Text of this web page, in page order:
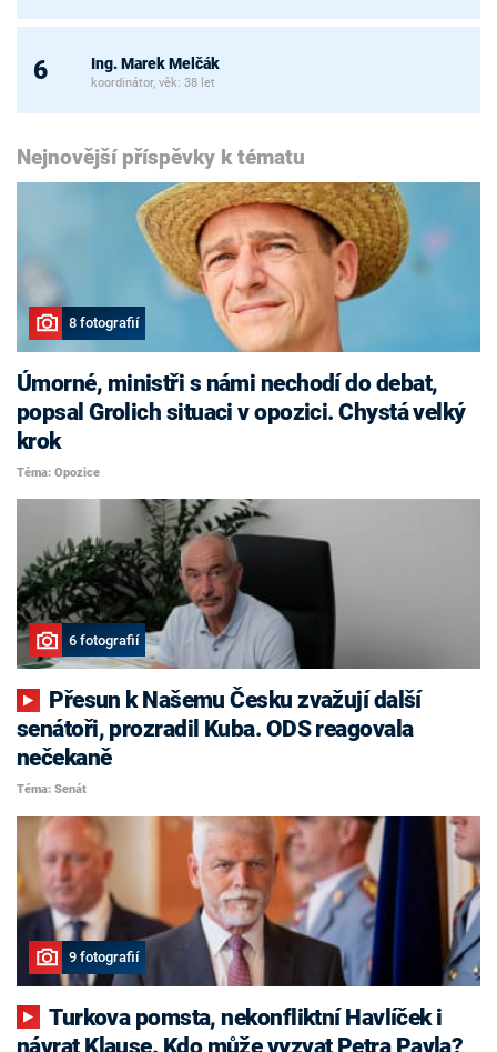
6 Ing. Marek Melčák
koordinátor, věk: 38 let
Nejnovější příspěvky k tématu
8 fotografií
Úmorné, ministři s námi nechodí do debat,
popsal Grolich situaci v opozici. Chystá velký
krok
Téma: Opozice
6 fotografií
senátoři, prozradil Kuba. ODS reagovala
nečekaně
Téma: Senát
9 fotografií
Turkova pomsta, nekonfliktní Havlíček i
návrat Klause. Kdo může vyzvat Petra Pavla?